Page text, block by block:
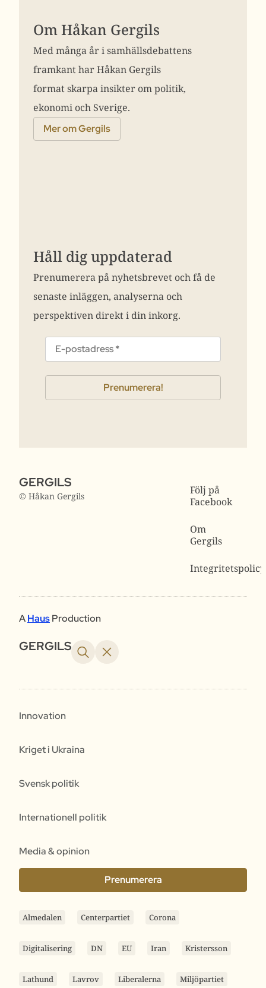
Om Håkan Gergils
Med många år i samhällsdebattens
framkant har Håkan Gergils
format skarpa insikter om politik,
ekonomi och Sverige.
Mer om Gergils
Håll dig uppdaterad
Prenumerera på nyhetsbrevet och få de
senaste inläggen, analyserna och
perspektiven direkt i din inkorg.
GERGILS
© Håkan Gergils
Följ på
Facebook
Om
Gergils
Integritetspolicy
AHausProduction
GERGILS
Innovation
Kriget i Ukraina
Svensk politik
Internationell politik
Media & opinion
Prenumerera
Almedalen Centerpartiet Corona
Digitalisering DN EU Iran Kristersson
Lathund Lavrov Liberalerna Miljöpartiet